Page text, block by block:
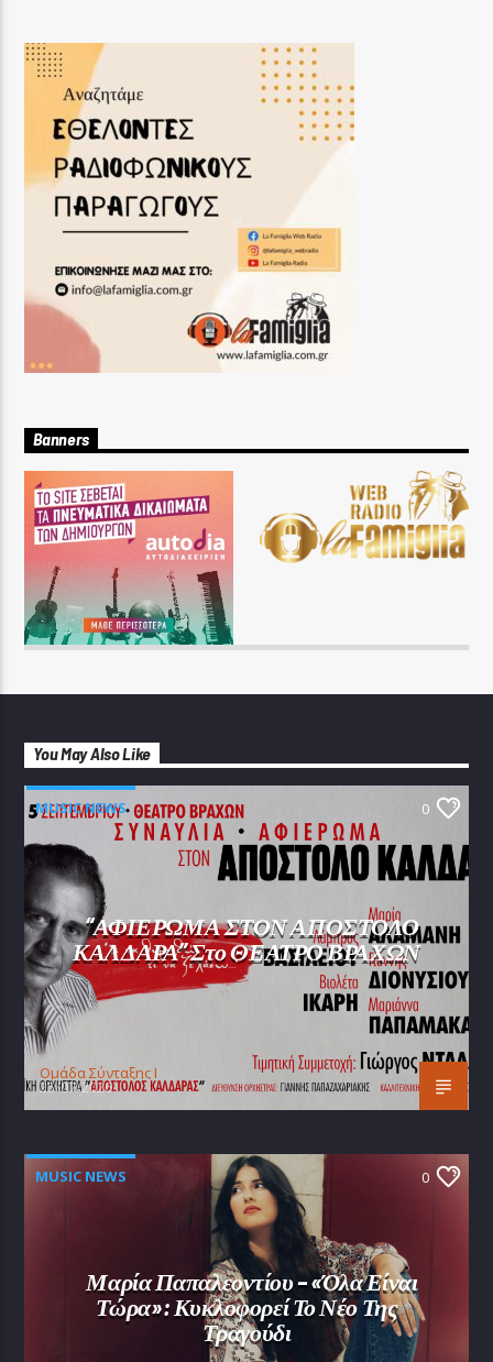
Banners
You May Also Like
MUSIC NEWS 0
“ΑΦΙΕΡΩΜΑ ΣΤΟΝ ΑΠΟΣΤΟΛΟ
ΚΑΛΔΑΡΑ” Στο ΘΕΑΤΡΟ ΒΡΑΧΩΝ
Oμάδα Σύνταξης Ι
25/07/2026
MUSIC NEWS 0
Μαρία Παπαλεοντίου – «Όλα Είναι
Τώρα»: Κυκλοφορεί Το Νέο Της
Τραγούδι